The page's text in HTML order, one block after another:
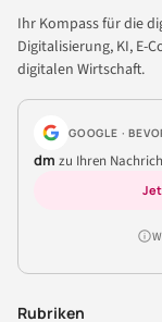
Ihr Kompass für die
Digitalisierung, KI, E-
digitalen Wirtschaft.
GOOGLE ·
dm zu Ihren
Rubriken